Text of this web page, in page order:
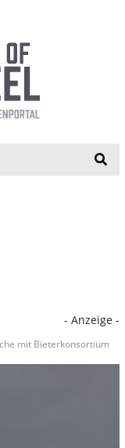
- Anzeige -
mit Bieterkonsortium